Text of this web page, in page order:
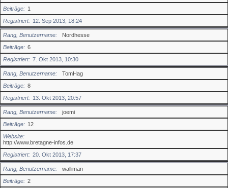
Beiträge
1
Registriert
12. Sep 2013, 18:24
Rang, Benutzername
Nordhesse
Beiträge
6
Registriert
7. Okt 2013, 10:30
Rang, Benutzername
TomHag
Beiträge
8
Registriert
13. Okt 2013, 20:57
Rang, Benutzername
joemi
Beiträge
12
Website
http://www.bretagne-infos.de
Registriert
20. Okt 2013, 17:37
Rang, Benutzername
walliman
Beiträge
2